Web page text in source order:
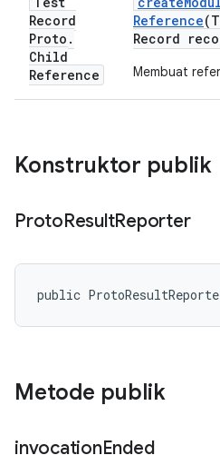
Record
Proto .
Child
Reference
Reference
Record
Membuat
Konstruktor publik
ProtoResultReporter
public
Metode publik
invocationEnded